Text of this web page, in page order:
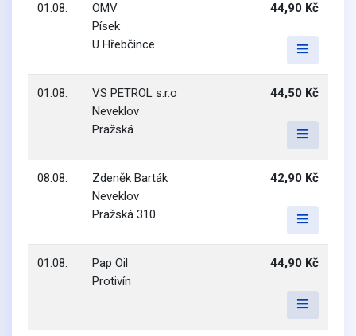
01.08.
OMV
Písek
U Hřebčince
44,90 Kč
01.08.
VS PETROL s.r.o
Neveklov
Pražská
44,50 Kč
08.08.
Zdeněk Barták
Neveklov
Pražská 310
42,90 Kč
01.08.
Pap Oil
Protivín
44,90 Kč